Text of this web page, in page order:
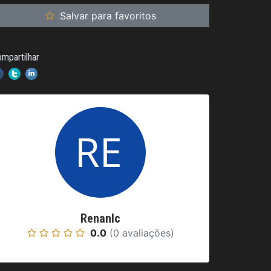
Salvar para favoritos
Renanlc
0.0 (0 avaliações)